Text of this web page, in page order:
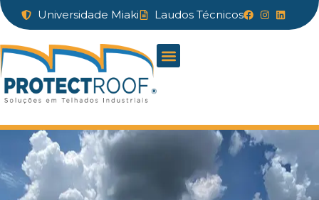
Universidade Miaki Laudos Técnicos